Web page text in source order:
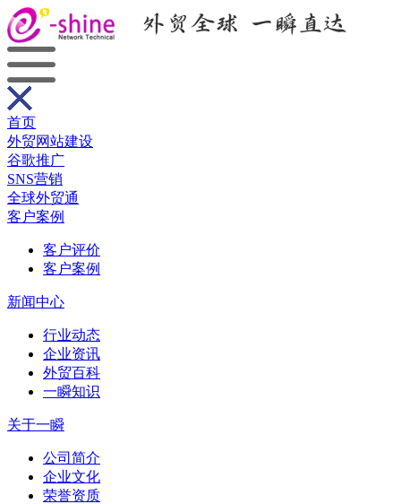
首页
外贸网站建设
谷歌推广
SNS营销
全球外贸通
客户案例
客户评价
客户案例
新闻中心
行业动态
企业资讯
外贸百科
一瞬知识
关于一瞬
公司简介
企业文化
荣誉资质